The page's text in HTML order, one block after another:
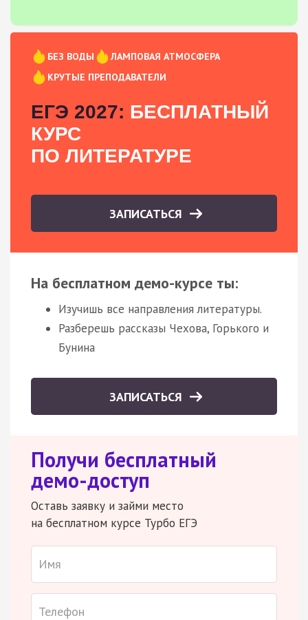
БЕЗ ВОДЫ
ЛАМПОВАЯ АТМОСФЕРА
КРУТЫЕ ПРЕПОДАВАТЕЛИ
ЕГЭ 2027: БЕСПЛАТНЫЙ
КУРС
ПО ЛИТЕРАТУРЕ
ЗАПИСАТЬСЯ
На бесплатном демо-курсе ты:
Изучишь все направления литературы.
Разберешь рассказы Чехова, Горького и
Бунина
ЗАПИСАТЬСЯ
Получи бесплатный
демо-доступ
Оставь заявку и займи место
на бесплатном курсе Турбо ЕГЭ